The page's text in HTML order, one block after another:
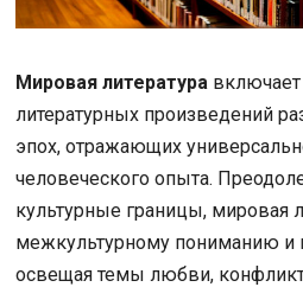
Мировая литература
литературных произведений
эпох, отражающих
человеческого опыта.
культурные границы, мировая
межкультурному пониманию и
освещая темы любви,